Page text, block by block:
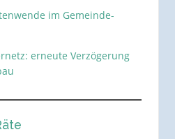
im Gemeinde-
erneute Verzögerung